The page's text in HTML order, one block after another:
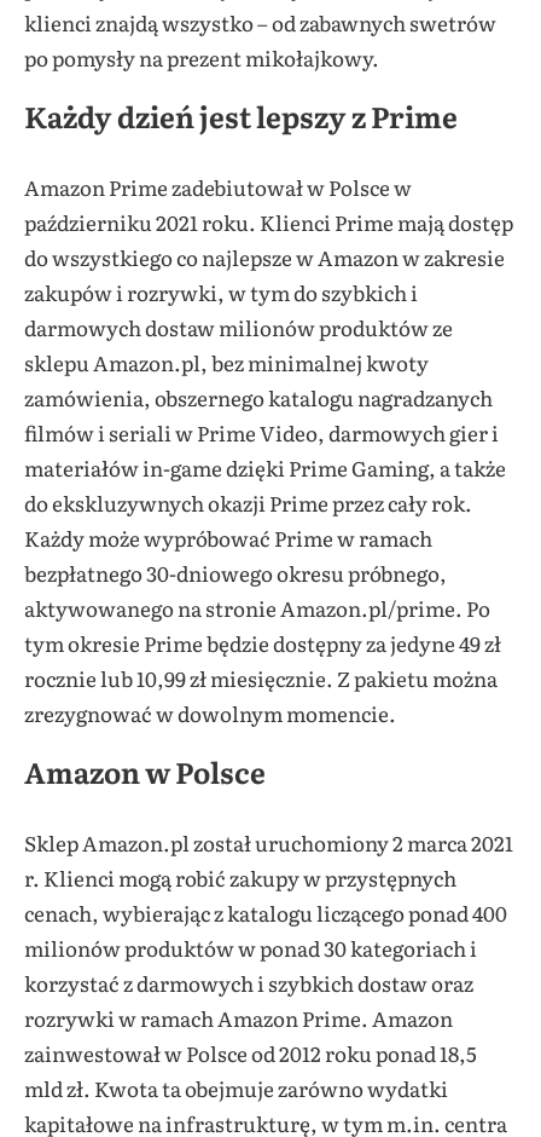
klienci znajdą wszystko – od zabawnych swetrów
po pomysły na prezent mikołajkowy.
Każdy dzień jest lepszy z Prime
Amazon Prime zadebiutował w Polsce w
październiku 2021 roku. Klienci Prime mają dostęp
do wszystkiego co najlepsze w Amazon w zakresie
zakupów i rozrywki, w tym do szybkich i
darmowych dostaw milionów produktów ze
sklepu Amazon.pl, bez minimalnej kwoty
zamówienia, obszernego katalogu nagradzanych
filmów i seriali w Prime Video, darmowych gier i
materiałów in-game dzięki Prime Gaming, a także
do ekskluzywnych okazji Prime przez cały rok.
Każdy może wypróbować Prime w ramach
bezpłatnego 30-dniowego okresu próbnego,
aktywowanego na stronie Amazon.pl/prime. Po
tym okresie Prime będzie dostępny za jedyne 49 zł
rocznie lub 10,99 zł miesięcznie. Z pakietu można
zrezygnować w dowolnym momencie.
Amazon w Polsce
Sklep Amazon.pl został uruchomiony 2 marca 2021
r. Klienci mogą robić zakupy w przystępnych
cenach, wybierając z katalogu liczącego ponad 400
milionów produktów w ponad 30 kategoriach i
korzystać z darmowych i szybkich dostaw oraz
rozrywki w ramach Amazon Prime. Amazon
zainwestował w Polsce od 2012 roku ponad 18,5
mld zł. Kwota ta obejmuje zarówno wydatki
kapitałowe na infrastrukturę, w tym m.in. centra